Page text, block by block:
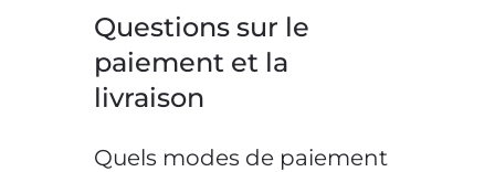
Questions sur le
paiement et la
livraison
Quels modes de paiement